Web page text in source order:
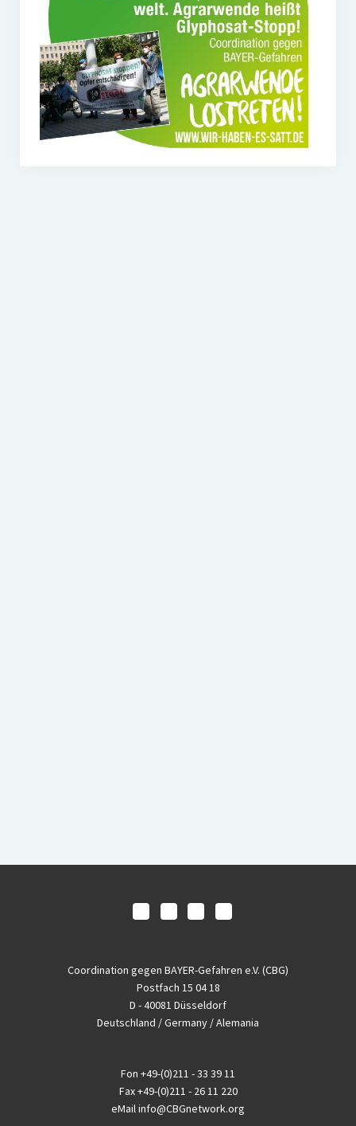
Coordination gegen BAYER-Gefahren e.V. (CBG)
Postfach 15 04 18
D - 40081 Düsseldorf
Deutschland / Germany / Alemania
Fon +49-(0)211 - 33 39 11
Fax+49-(0)211 - 26 11 220
eMailinfo@CBGnetwork.org